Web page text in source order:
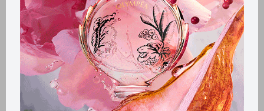
Llega HOY